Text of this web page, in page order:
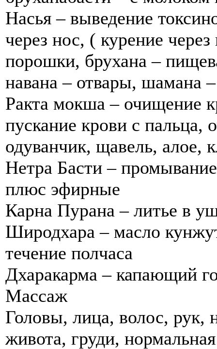
Насья – выведение
через нос, ( курение
порошки, брухана –
навана – отвары, шамана
Ракта мокша – очищение
пускание крови с пальца,
одуванчик, щавель, алое,
Нетра Басти –
плюс эфирные
Карна Пурана – литье в
Широдхара – масло
течение полчаса
Дхаракарма – капающий
Массаж
Головы, лица, волос, рук,
живота, груди,